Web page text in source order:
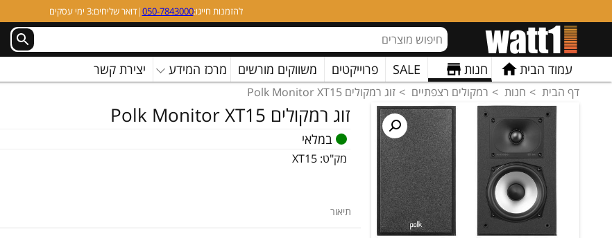
להזמנות חייגו:050-7843000
|דואר שליחים:3 ימי עסקים
עמוד הבית חנות SALE פרוייקטים משווקים מורשים מרכז המידע יצירת קשר
דף הבית חנות רמקולים רצפתיים זוג רמקולים Polk Monitor XT15
זוג רמקולים Polk Monitor XT15
במלאי
מק"ט: XT15
תיאור